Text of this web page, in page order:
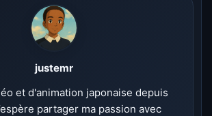
justemr
et d'animation japonaise depuis
partager ma passion avec